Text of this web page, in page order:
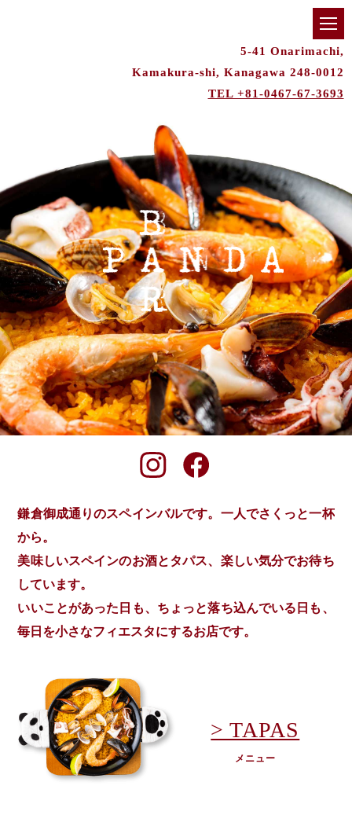
5-41 Onarimachi,
Kamakura-shi, Kanagawa 248-0012
TEL +81-0467-67-3693
鎌倉御成通りのスペインバルです。一人でさくっと一杯
から。
美味しいスペインのお酒とタパス、楽しい気分でお待ち
しています。
いいことがあった日も、ちょっと落ち込んでいる日も、
毎日を小さなフィエスタにするお店です。
> TAPAS
メニュー